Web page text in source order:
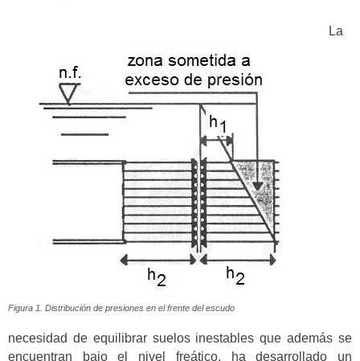
Figura 1. Distribución de presiones en el frente del escudo
La
necesidad de equilibrar suelos inestables que además se
encuentran bajo el nivel freático, ha desarrollado un